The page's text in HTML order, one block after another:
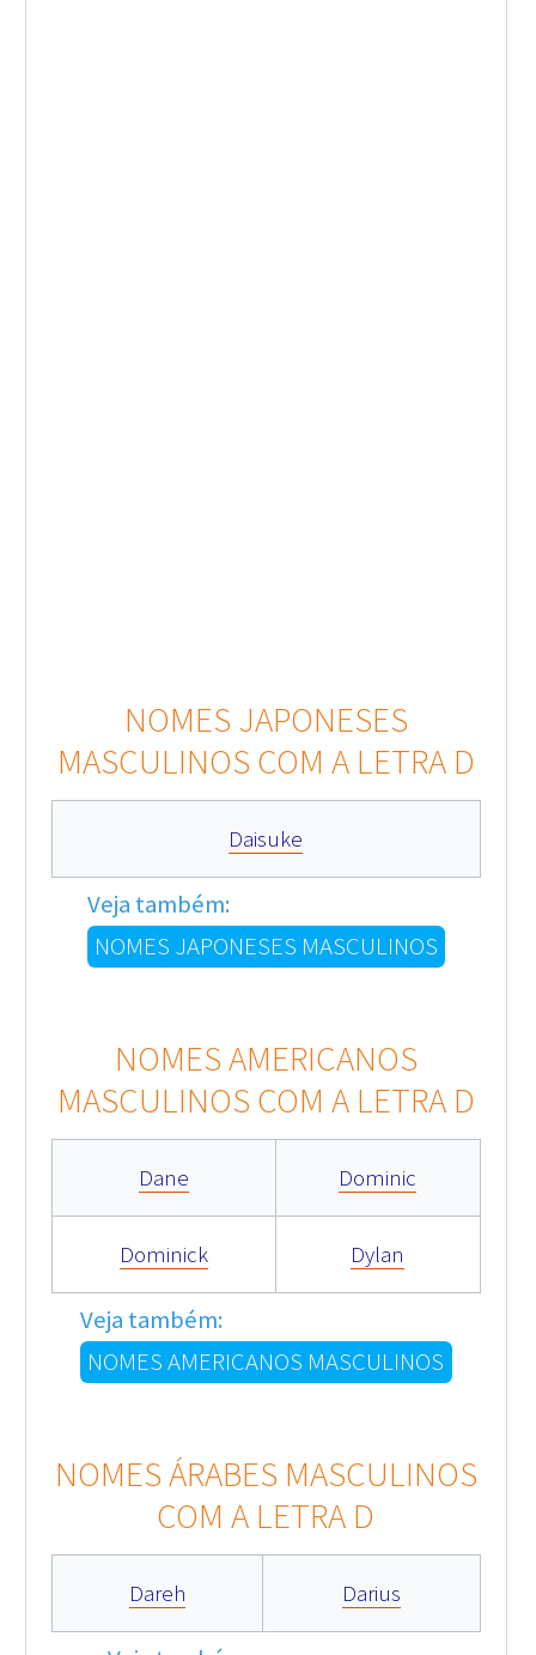
NOMES JAPONESES
MASCULINOS COM A LETRA D
Daisuke
Veja também:
NOMES JAPONESES MASCULINOS
NOMES AMERICANOS
MASCULINOS COM A LETRA D
Dane Dominic
Dominick Dylan
Veja também:
NOMES AMERICANOS MASCULINOS
NOMES ÁRABES MASCULINOS
COM A LETRA D
Dareh Darius